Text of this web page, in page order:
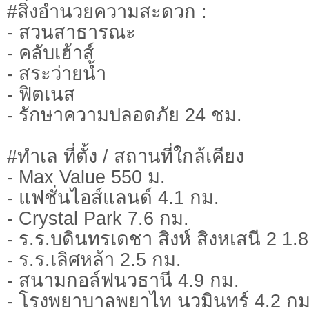
#สิ่งอำนวยความสะดวก :
- สวนสาธารณะ
- คลับเฮ้าส์
- สระว่ายน้ำ
- ฟิตเนส
- รักษาความปลอดภัย 24 ชม.
#ทำเล ที่ตั้ง / สถานที่ใกล้เคียง
- Max Value 550 ม.
- แฟชั่นไอส์แลนด์ 4.1 กม.
- Crystal Park 7.6 กม.
- ร.ร.บดินทรเดชา สิงห์ สิงหเสนี 2
- ร.ร.เลิศหล้า 2.5 กม.
- สนามกอล์ฟนวธานี 4.9 กม.
- โรงพยาบาลพยาไท นวมินทร์ 4.2 ก